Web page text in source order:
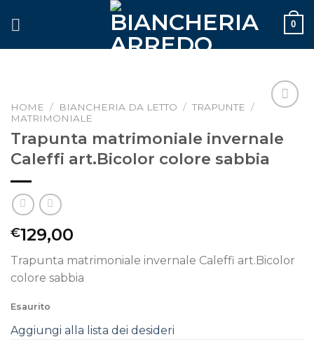
0
alla lista
dei
desideri
HOME / BIANCHERIA DA LETTO / TRAPUNTE /
MATRIMONIALE
Trapunta matrimoniale invernale
Caleffi art.Bicolor colore sabbia
€129,00
Trapunta matrimoniale invernale Caleffi art.Bicolor
colore sabbia
Esaurito
Aggiungi alla lista dei desideri